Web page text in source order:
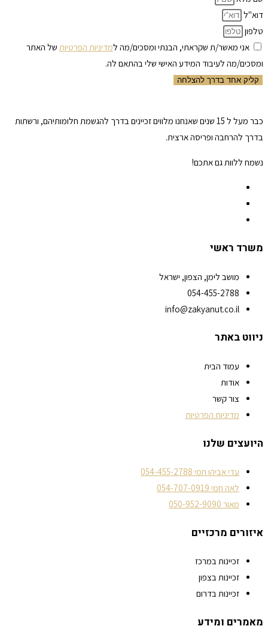
דוא"ל
טלפון
אני מאשר/ת שקראתי, הבנתי ומסכים/מה למדיניות הפרטיות של האתר
ומסכים/מה לעיבוד המידע האישי שלי בהתאם לה.
קליק אחד בדרך להצלחה
כבר מעל ל 15 שנים שאנחנו מלווים זכיינים בדרך להגשמת חלומותיהם, ורשתות
בדרך להרחבה ופריסה ארצית.
נשמח ללוות גם אתכם!
משרד ראשי
מושב לימן, הצפון, ישראל
054-455-2788
info@zakyanut.co.il
ניווט באתר
עמוד הבית
אודות
צור קשר
מדיניות הפרטיות
היועצים שלנו
עדי אביהו חמי 054-455-2788
לאה חמי 054-707-0919
מאור 050-952-9090
איזורים מרכזיים
זכיינות במרכז
זכיינות בצפון
זכיינות בדרום
מאמרים ומידע